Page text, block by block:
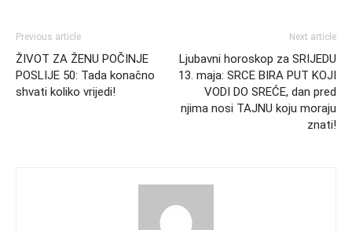
Previous article
ŽIVOT ZA ŽENU POČINJE
POSLIJE 50: Tada konačno
shvati koliko vrijedi!
Next article
Ljubavni horoskop za SRIJEDU
13. maja: SRCE BIRA PUT KOJI
VODI DO SREĆE, dan pred
njima nosi TAJNU koju moraju
znati!